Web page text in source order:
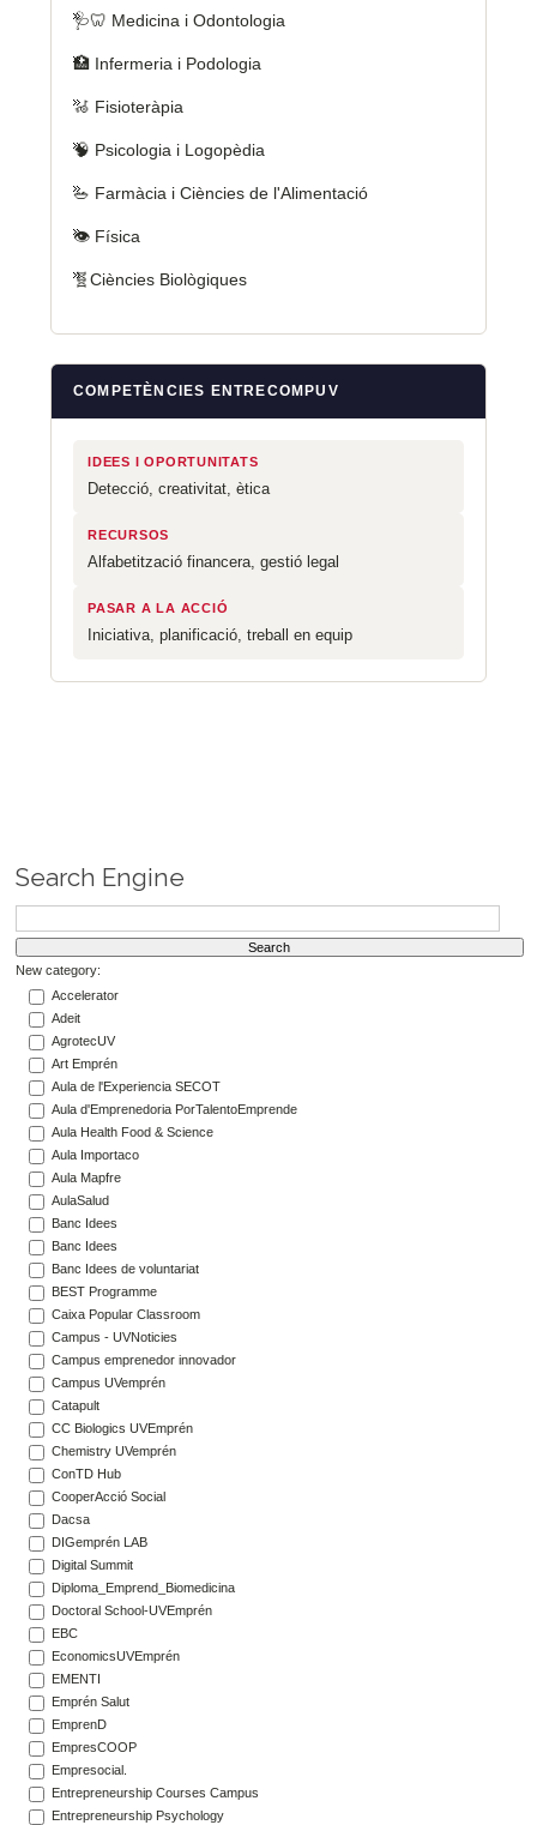
🩺🦷 Medicina i Odontologia
🏥 Infermeria i Podologia
🦽 Fisioteràpia
🧠 Psicologia i Logopèdia
🥗 Farmàcia i Ciències de l'Alimentació
👁️ Física
🧬Ciències Biològiques
COMPETÈNCIES ENTRECOMPUV
IDEES I OPORTUNITATS
Detecció, creativitat, ètica
RECURSOS
Alfabetització financera, gestió legal
PASAR A LA ACCIÓ
Iniciativa, planificació, treball en equip
Search Engine
New category:
Accelerator
Adeit
AgrotecUV
Art Emprén
Aula de l'Experiencia SECOT
Aula d'Emprenedoria PorTalentoEmprende
Aula Health Food & Science
Aula Importaco
Aula Mapfre
AulaSalud
Banc Idees
Banc Idees
Banc Idees de voluntariat
BEST Programme
Caixa Popular Classroom
Campus - UVNoticies
Campus emprenedor innovador
Campus UVemprén
Catapult
CC Biologics UVEmprén
Chemistry UVemprén
ConTD Hub
CooperAcció Social
Dacsa
DIGemprén LAB
Digital Summit
Diploma_Emprend_Biomedicina
Doctoral School-UVEmprén
EBC
EconomicsUVEmprén
EMENTI
Emprén Salut
EmprenD
EmpresCOOP
Empresocial.
Entrepreneurship Courses Campus
Entrepreneurship Psychology